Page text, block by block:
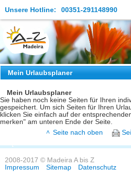
Unsere Hotline: 00351-291148990
Die Insel
Madeira Erleben
Aktuelles
Reiseangebote
Kontakt
Mein Urlaubsplaner
Mein Urlaubsplaner
Sie haben noch keine Seiten für Ihren
gespeichert. Um sich Seiten für Ihren
klicken Sie einfach auf der
merken" am unteren Ende der Seite.
Seite nach oben
2008-2017 © Madeira A bis Z
Impressum
Sitemap Datenschutz